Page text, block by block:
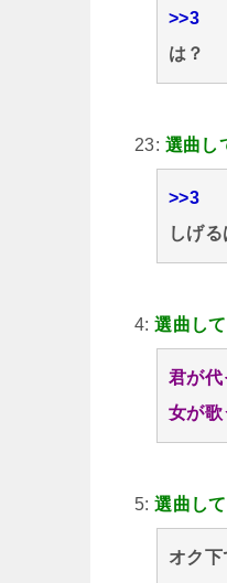
>>3
は？
23: 選曲し
>>3
しげる
4:選曲し
君が代
女が歌
5:選曲し
オク